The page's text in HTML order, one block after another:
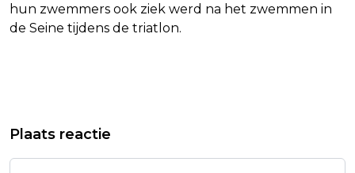
hun zwemmers ook ziek werd na het zwemmen in
de Seine tijdens de triatlon.
VLIEGTUIGCRASH IN BRAZILIË
NEDERLAND VEROORDEELT DODELIJKE
AANVAL OP SCHOOL IN GAZA
Plaats reactie